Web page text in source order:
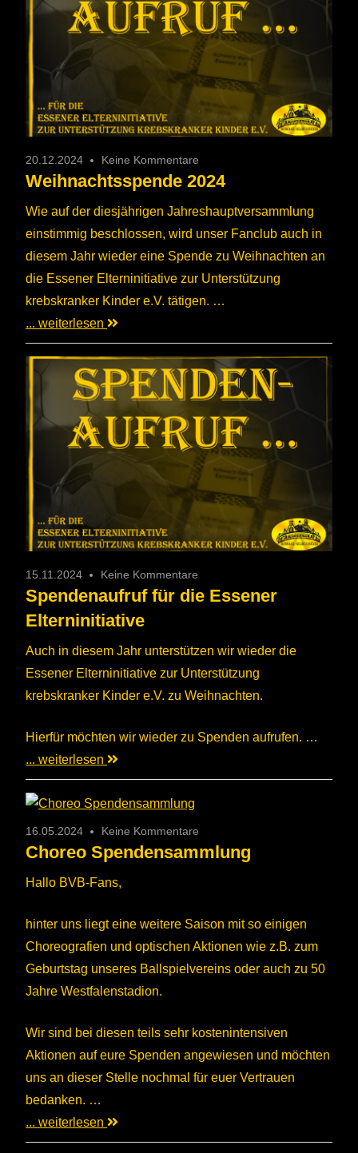
20.12.2024 Keine Kommentare
Weihnachtsspende 2024
Wie auf der diesjährigen Jahreshauptversammlung
einstimmig beschlossen, wird unser Fanclub auch in
diesem Jahr wieder eine Spende zu Weihnachten an
die Essener Elterninitiative zur Unterstützung
krebskranker Kinder e.V. tätigen. …
... weiterlesen
15.11.2024 Keine Kommentare
Spendenaufruf für die Essener
Elterninitiative
Auch in diesem Jahr unterstützen wir wieder die
Essener Elterninitiative zur Unterstützung
krebskranker Kinder e.V. zu Weihnachten.
Hierfür möchten wir wieder zu Spenden aufrufen. …
... weiterlesen
16.05.2024 Keine Kommentare
Choreo Spendensammlung
Hallo BVB-Fans,
hinter uns liegt eine weitere Saison mit so einigen
Choreografien und optischen Aktionen wie z.B. zum
Geburtstag unseres Ballspielvereins oder auch zu 50
Jahre Westfalenstadion.
Wir sind bei diesen teils sehr kostenintensiven
Aktionen auf eure Spenden angewiesen und möchten
uns an dieser Stelle nochmal für euer Vertrauen
bedanken. …
... weiterlesen